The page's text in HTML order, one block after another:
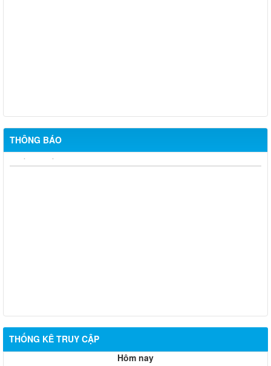
THÔNG BÁO
Chủ động ứng phó hiện tượng El Nino – Sử dụng nước tiết
THỐNG KÊ TRUY CẬP
Hôm nay